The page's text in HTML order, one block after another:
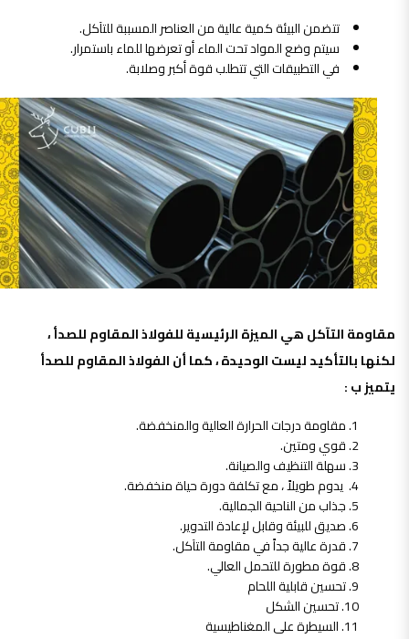
تتضمن البيئة كمية عالية من العناصر المسببة للتآكل.
سيتم وضع المواد تحت الماء أو تعرضها للماء باستمرار.
في التطبيقات التي تتطلب قوة أكبر وصلابة.
مقاومة التآكل هي الميزة الرئيسية للفولاذ المقاوم للصدأ ،
لكنها بالتأكيد ليست الوحيدة ، كما أن الفولاذ المقاوم للصدأ
يتميز ب :
مقاومة درجات الحرارة العالية والمنخفضة.
قوي ومتين.
سهلة التنظيف والصيانة.
يدوم طويلاً ، مع تكلفة دورة حياة منخفضة.
جذاب من الناحية الجمالية.
صديق للبيئة وقابل لإعادة التدوير.
قدرة عالية جداً في مقاومة التآكل.
قوة مطورة للتحمل العالي.
تحسين قابلية اللحام
تحسين الشكل
السيطرة على المغناطيسية